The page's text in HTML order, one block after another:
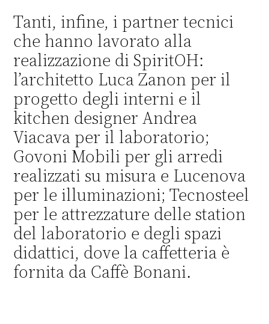
Tanti, infine, i partner tecnici
che hanno lavorato alla
realizzazione di SpiritOH:
l’architetto Luca Zanon per il
progetto degli interni e il
kitchen designer Andrea
Viacava per il laboratorio;
Govoni Mobili per gli arredi
realizzati su misura e Lucenova
per le illuminazioni; Tecnosteel
per le attrezzature delle station
del laboratorio e degli spazi
didattici, dove la caffetteria è
fornita da Caffè Bonani.